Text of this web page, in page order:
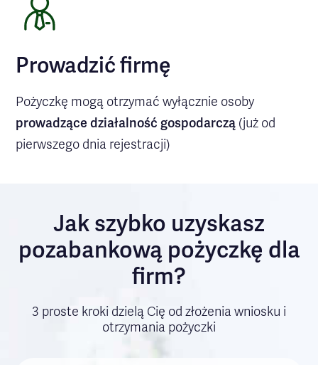
Prowadzić firmę
Pożyczkę mogą otrzymać wyłącznie osoby
prowadzące działalność gospodarczą (już od
pierwszego dnia rejestracji)
Jak szybko uzyskasz
pozabankową pożyczkę dla
firm?
3 proste kroki dzielą Cię od złożenia wniosku i
otrzymania pożyczki